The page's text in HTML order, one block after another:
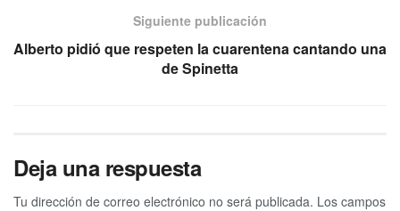
Siguiente publicación
Alberto pidió que respeten la cuarentena cantando una
de Spinetta
Deja una respuesta
Tu dirección de correo electrónico no será publicada. Los campos